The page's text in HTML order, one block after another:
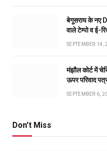
बेगूसराय के नए
वाले टेम्पो व ई-
SEPTEMBER 14,
मंझौल कोर्ट में
ऊपर परिवाद
SEPTEMBER 6,
Don't Miss